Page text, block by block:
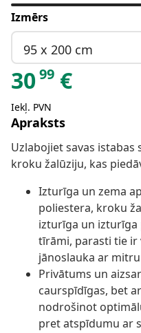
Izmērs
95 x 200 cm
3099 €
Iekļ. PVN
Apraksts
Uzlabojiet savas
kroku žalūziju, kas
Izturīga un zema
poliestera, kroku
izturīga un izturīga
tīrāmi, parasti tie ir
jānoslauka ar
Privātums un
caurspīdīgas, bet
nodrošinot
pret atspīdumu ar